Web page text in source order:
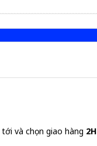
tới và chọn giao hàng 2H